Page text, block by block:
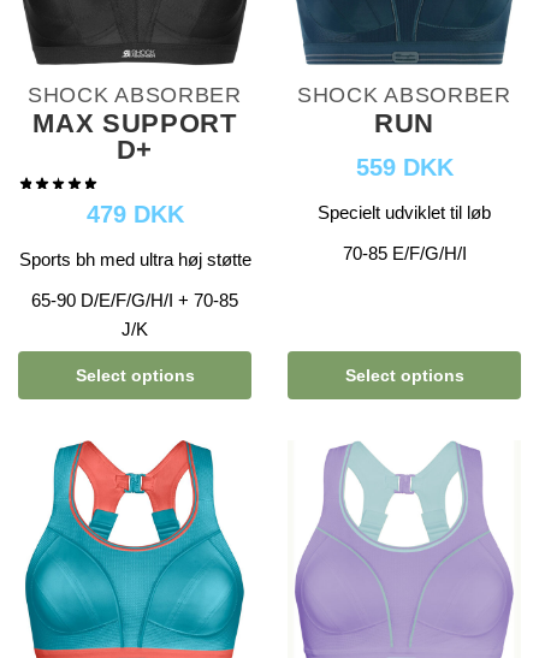
SHOCK ABSORBER
MAX SUPPORT
D+
479 DKK
Sports bh med ultra høj støtte
65-90 D/E/F/G/H/I + 70-85
J/K
Select options
SHOCK ABSORBER
RUN
559 DKK
Specielt udviklet til løb
70-85 E/F/G/H/I
Select options